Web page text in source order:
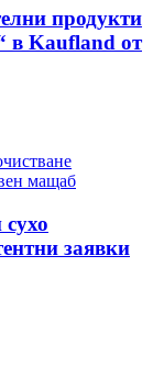
продукти
в Kaufland от
заявки